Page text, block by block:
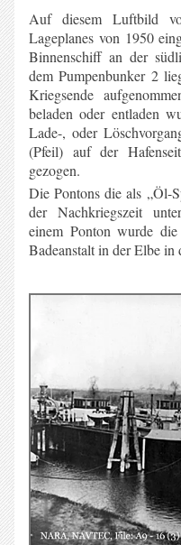
Auf diesem Luftbild
Lageplanes von 1950
Binnenschiff an der
dem Pumpenbunker 2
Kriegsende
beladen oder entladen
Lade-, oder
(Pfeil) auf der
gezogen.
Die Pontons die als „Öl-
der Nachkriegszeit
einem Ponton wurde
Badeanstalt in der Elbe in